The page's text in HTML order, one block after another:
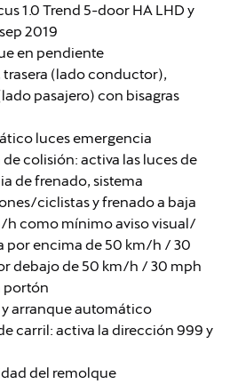
1.0 Trend 5-door HA LHD y
2019
en pendiente
(lado conductor),
pasajero) con bisagras
luces emergencia
colisión: activa las luces de
de frenado, sistema
ciclistas y frenado a baja
h como mínimo aviso visual/
por encima de 50 km/h / 30
debajo de 50 km/h / 30 mph
portón
arranque automático
carril: activa la dirección 999 y
del remolque